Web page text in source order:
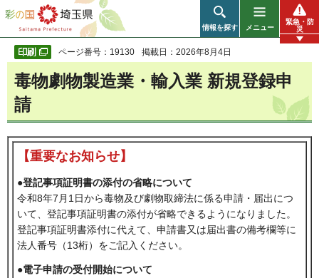
彩の国 埼玉県
情報を探す メニュー
緊急・防
災
ページ番号：19130 掲載日：2026年8月4日
毒物劇物製造業・輸入業 新規登録申
請
【重要なお知らせ】
●登記事項証明書の添付の省略について
令和8年7月1日から毒物及び劇物取締法に係る申請・届出につ
いて、登記事項証明書の添付が省略できるようになりました。
登記事項証明書添付に代えて、申請書又は届出書の備考欄等に
法人番号（13桁）をご記入ください。
●電子申請の受付開始について